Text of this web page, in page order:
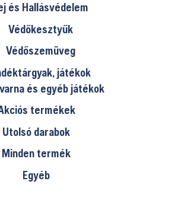
és Hallásvédelem
Védőkesztyűk
Védőszemüveg
játékok
és egyéb játékok
termékek
Utolsó darabok
Minden termék
Egyéb